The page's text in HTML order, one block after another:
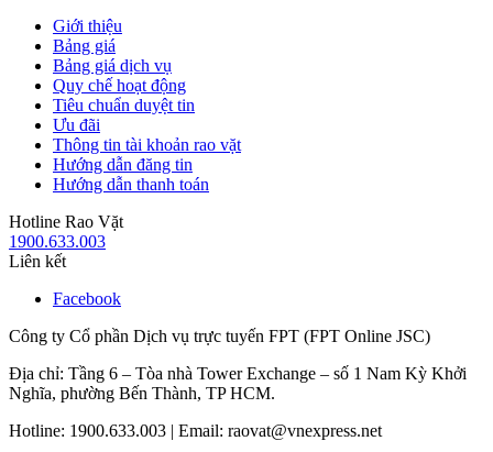
Giới thiệu
Bảng giá
Bảng giá dịch vụ
Quy chế hoạt động
Tiêu chuẩn duyệt tin
Ưu đãi
Thông tin tài khoản rao vặt
Hướng dẫn đăng tin
Hướng dẫn thanh toán
Hotline Rao Vặt
1900.633.003
Liên kết
Facebook
Công ty Cổ phần Dịch vụ trực tuyến FPT (FPT Online JSC)
Địa chỉ: Tầng 6 – Tòa nhà Tower Exchange – số 1 Nam Kỳ Khởi
Nghĩa, phường Bến Thành, TP HCM.
Hotline: 1900.633.003 | Email: raovat@vnexpress.net